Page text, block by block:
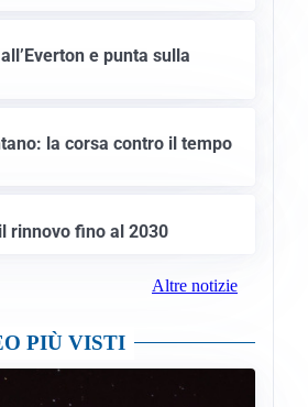
e punta sulla
la corsa contro il tempo
rinnovo fino al 2030
Altre notizie
PIÙ VISTI